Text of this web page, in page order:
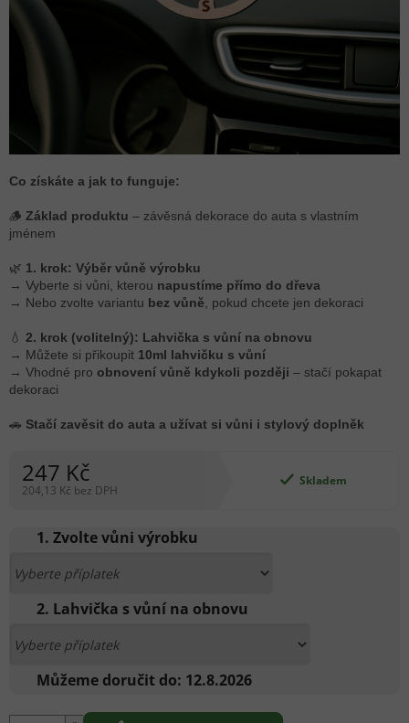
247 Kč
204,13 Kč bez DPH
cena:
Skladem
1. Zvolte vůni výrobku
2. Lahvička s vůní na obnovu
Můžeme doručit do: 12.8.2026
Co získáte a jak to funguje:
🪵 Základ produktu – závěsná dekorace do auta s vlastním
jménem
🌿 1. krok: Výběr vůně výrobku
→ Vyberte si vůni, kterou napustíme přímo do dřeva
→ Nebo zvolte variantu bez vůně, pokud chcete jen dekoraci
💧 2. krok (volitelný): Lahvička s vůní na obnovu
→ Můžete si přikoupit 10ml lahvičku s vůní
→ Vhodné pro obnovení vůně kdykoli později – stačí pokapat
dekoraci
🚗 Stačí zavěsit do auta a užívat si vůni i stylový doplněk